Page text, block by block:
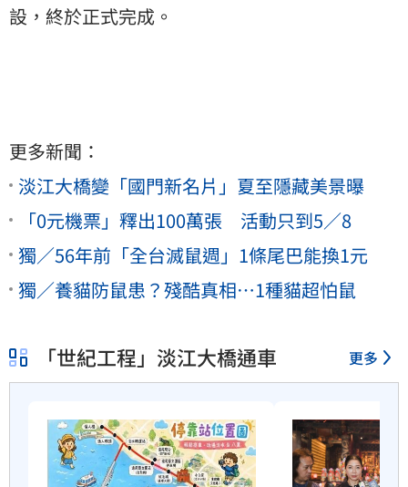
設，終於正式完成。
更多新聞：
淡江大橋變「國門新名片」夏至隱藏美景曝
「0元機票」釋出100萬張 活動只到5／8
獨／56年前「全台滅鼠週」1條尾巴能換1元
獨／養貓防鼠患？殘酷真相…1種貓超怕鼠
「世紀工程」淡江大橋通車 更多